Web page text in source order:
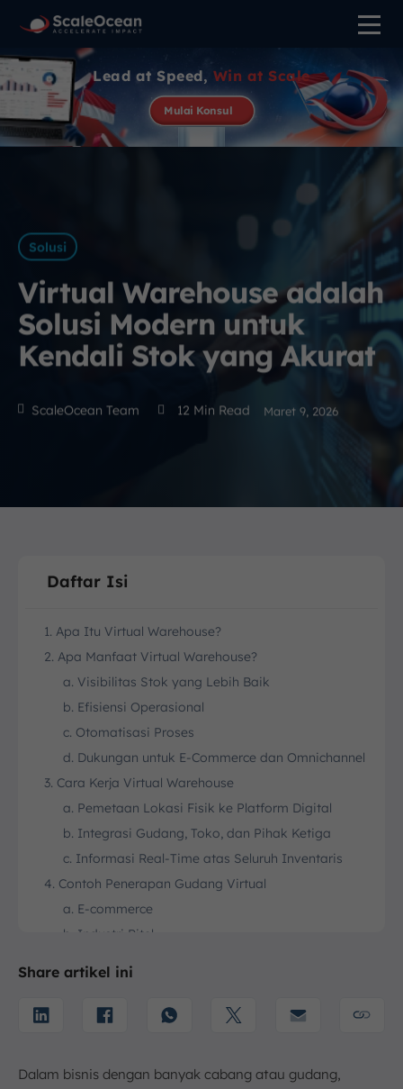
Lead at Speed, Win at Scale
Mulai Konsul
Solusi
Virtual Warehouse adalah
Solusi Modern untuk
Kendali Stok yang Akurat
ScaleOcean Team 12 Min Read Maret 9, 2026
Daftar Isi
1. Apa Itu Virtual Warehouse?
2. Apa Manfaat Virtual Warehouse?
a. Visibilitas Stok yang Lebih Baik
b. Efisiensi Operasional
c. Otomatisasi Proses
d. Dukungan untuk E-Commerce dan Omnichannel
3. Cara Kerja Virtual Warehouse
a. Pemetaan Lokasi Fisik ke Platform Digital
b. Integrasi Gudang, Toko, dan Pihak Ketiga
c. Informasi Real-Time atas Seluruh Inventaris
4. Contoh Penerapan Gudang Virtual
a. E-commerce
b. Industri Ritel
5. Tantangan Pengelolaan Stok Tanpa Virtual
Warehouse
b. Human Error dalam Pembaruan Data
Share artikel ini
Dalam bisnis dengan banyak cabang atau gudang,